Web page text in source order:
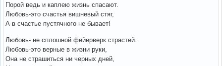
Порой ведь и каплею жизнь спасают.
Любовь-это счастья вишневый стяг,
А в счастье пустячного не бывает!
Любовь- не сплошной фейерверк страстей.
Любовь-это верные в жизни руки,
Она не страшиться ни черных дней,